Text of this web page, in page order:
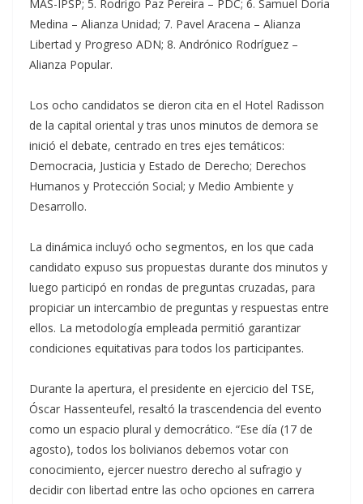
MAS-IPSP; 5. Rodrigo Paz Pereira – PDC; 6. Samuel Doria
Medina – Alianza Unidad; 7. Pavel Aracena – Alianza
Libertad y Progreso ADN; 8. Andrónico Rodríguez –
Alianza Popular.
Los ocho candidatos se dieron cita en el Hotel Radisson
de la capital oriental y tras unos minutos de demora se
inició el debate, centrado en tres ejes temáticos:
Democracia, Justicia y Estado de Derecho; Derechos
Humanos y Protección Social; y Medio Ambiente y
Desarrollo.
La dinámica incluyó ocho segmentos, en los que cada
candidato expuso sus propuestas durante dos minutos y
luego participó en rondas de preguntas cruzadas, para
propiciar un intercambio de preguntas y respuestas entre
ellos. La metodología empleada permitió garantizar
condiciones equitativas para todos los participantes.
Durante la apertura, el presidente en ejercicio del TSE,
Óscar Hassenteufel, resaltó la trascendencia del evento
como un espacio plural y democrático. “Ese día (17 de
agosto), todos los bolivianos debemos votar con
conocimiento, ejercer nuestro derecho al sufragio y
decidir con libertad entre las ocho opciones en carrera